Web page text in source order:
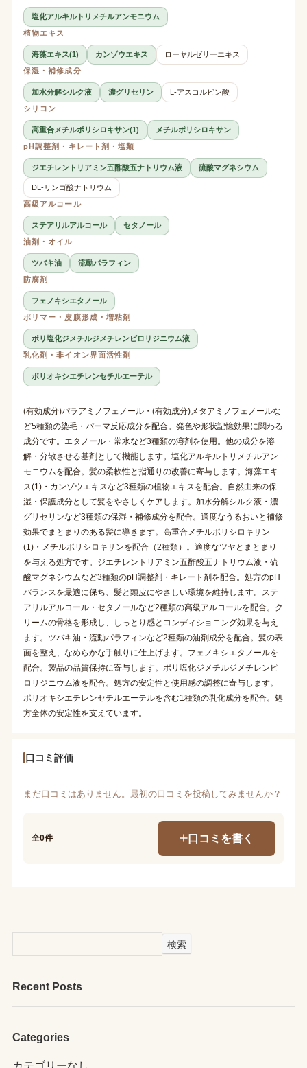
塩化アルキルトリメチルアンモニウム
植物エキス
海藻エキス(1) カンゾウエキス
ローヤルゼリーエキス
保湿・補修成分
加水分解シルク液 濃グリセリン
L-アスコルビン酸
シリコン
高重合メチルポリシロキサン(1)
メチルポリシロキサン
pH調整剤・キレート剤・塩類
ジエチレントリアミン五酢酸五ナトリウム液 硫酸マグネシウム
DL-リンゴ酸ナトリウム
高級アルコール
ステアリルアルコール
セタノール
油剤・オイル
ツバキ油
流動パラフィン
防腐剤
フェノキシエタノール
ポリマー・皮膜形成・増粘剤
ポリ塩化ジメチルジメチレンピロリジニウム液
乳化剤・非イオン界面活性剤
ポリオキシエチレンセチルエーテル
(有効成分)パラアミノフェノール・(有効成分)メタアミノフェノールな
ど5種類の染毛・パーマ反応成分を配合。発色や形状記憶効果に関わる
成分です。エタノール・常水など3種類の溶剤を使用。他の成分を溶
解・分散させる基剤として機能します。塩化アルキルトリメチルアン
モニウムを配合。髪の柔軟性と指通りの改善に寄与します。海藻エキ
ス(1)・カンゾウエキスなど3種類の植物エキスを配合。自然由来の保
湿・保護成分として髪をやさしくケアします。加水分解シルク液・濃
グリセリンなど3種類の保湿・補修成分を配合。適度なうるおいと補修
効果でまとまりのある髪に導きます。高重合メチルポリシロキサン
(1)・メチルポリシロキサンを配合（2種類）。適度なツヤとまとまり
を与える処方です。ジエチレントリアミン五酢酸五ナトリウム液・硫
酸マグネシウムなど3種類のpH調整剤・キレート剤を配合。処方のpH
バランスを最適に保ち、髪と頭皮にやさしい環境を維持します。ステ
アリルアルコール・セタノールなど2種類の高級アルコールを配合。ク
リームの骨格を形成し、しっとり感とコンディショニング効果を与え
ます。ツバキ油・流動パラフィンなど2種類の油剤成分を配合。髪の表
面を整え、なめらかな手触りに仕上げます。フェノキシエタノールを
配合。製品の品質保持に寄与します。ポリ塩化ジメチルジメチレンピ
ロリジニウム液を配合。処方の安定性と使用感の調整に寄与します。
ポリオキシエチレンセチルエーテルを含む1種類の乳化成分を配合。処
方全体の安定性を支えています。
口コミ評価
まだ口コミはありません。最初の口コミを投稿してみませんか？
全0件 口コミを書く
検索
Recent Posts
Categories
カテゴリーなし